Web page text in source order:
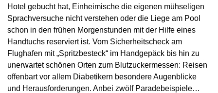
Hotel gebucht hat, Einheimische die eigenen mühseligen
Sprachversuche nicht verstehen oder die Liege am Pool
schon in den frühen Morgenstunden mit der Hilfe eines
Handtuchs reserviert ist. Vom Sicherheitscheck am
Flughafen mit „Spritzbesteck“ im Handgepäck bis hin zu
unerwartet schönen Orten zum Blutzuckermessen: Reisen
offenbart vor allem Diabetikern besondere Augenblicke
und Herausforderungen. Anbei zwölf Paradebeispiele…